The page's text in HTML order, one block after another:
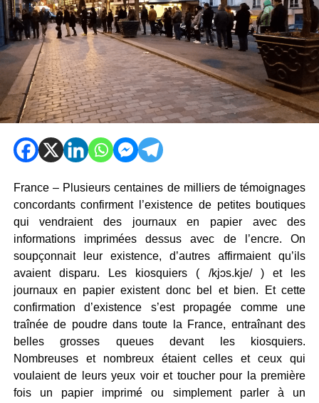
France – Plusieurs centaines de milliers de témoignages
concordants confirment l’existence de petites boutiques
qui vendraient des journaux en papier avec des
informations imprimées dessus avec de l’encre. On
soupçonnait leur existence, d’autres affirmaient qu’ils
avaient disparu. Les kiosquiers ( /kjɔs.kje/ ) et les
journaux en papier existent donc bel et bien. Et cette
confirmation d’existence s’est propagée comme une
traînée de poudre dans toute la France, entraînant des
belles grosses queues devant les kiosquiers.
Nombreuses et nombreux étaient celles et ceux qui
voulaient de leurs yeux voir et toucher pour la première
fois un papier imprimé ou simplement parler à un